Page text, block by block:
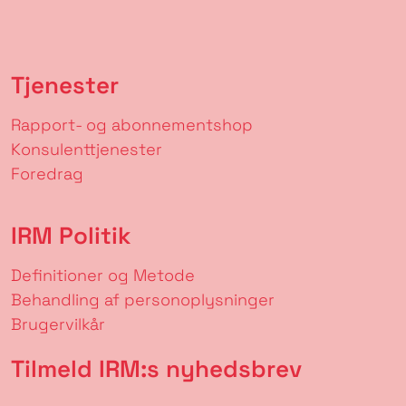
Tjenester
Rapport- og abonnementshop
Konsulenttjenester
Foredrag
IRM Politik
Definitioner og Metode
Behandling af personoplysninger
Brugervilkår
Tilmeld IRM:s nyhedsbrev